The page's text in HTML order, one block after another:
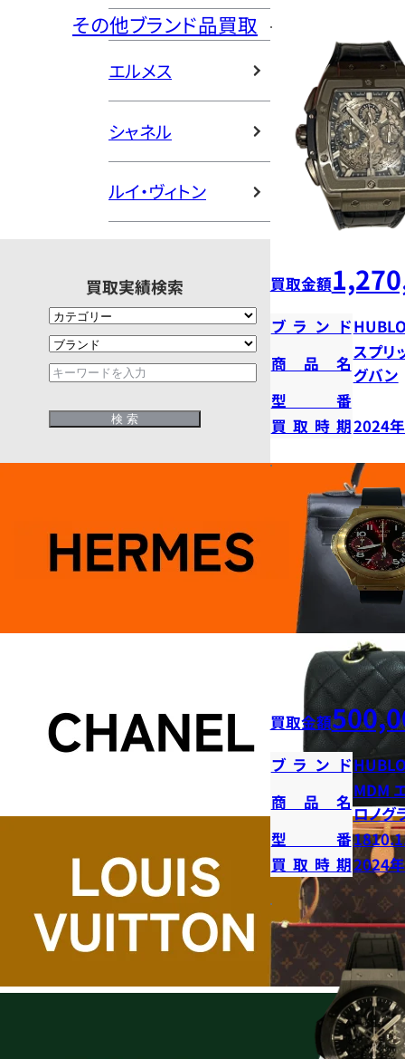
その他ブランド品買取
エルメス
シャネル
ルイ・ヴィトン
買取実績検索 買取金額
ブランド
商品名
スプリ
グバン
型番
買取時期2024
買取金額
ブランド
商品名
MDM
ロノグ
型番
買取時期2024